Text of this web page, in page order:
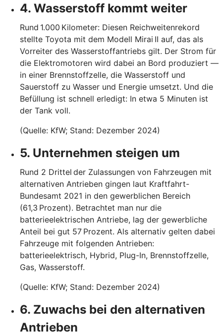
4. Wasserstoff kommt weiter
Rund 1.000 Kilometer: Diesen Reichweitenrekord
stellte Toyota mit dem Modell Mirai II auf, das als
Vorreiter des Wasserstoffantriebs gilt. Der Strom für
die Elektromotoren wird dabei an Bord produziert —
in einer Brennstoffzelle, die Wasserstoff und
Sauerstoff zu Wasser und Energie umsetzt. Und die
Befüllung ist schnell erledigt: In etwa 5 Minuten ist
der Tank voll.
(Quelle: KfW; Stand: Dezember 2024)
5. Unternehmen steigen um
Rund 2 Drittel der Zulassungen von Fahrzeugen mit
alternativen Antrieben gingen laut Kraftfahrt-
Bundesamt 2021 in den gewerblichen Bereich
(61,3 Prozent). Betrachtet man nur die
batterieelektrischen Antriebe, lag der gewerbliche
Anteil bei gut 57 Prozent. Als alternativ gelten dabei
Fahrzeuge mit folgenden Antrieben:
batterieelektrisch, Hybrid, Plug-In, Brennstoffzelle,
Gas, Wasserstoff.
(Quelle: KfW; Stand: Dezember 2024)
6. Zuwachs bei den alternativen
Antrieben